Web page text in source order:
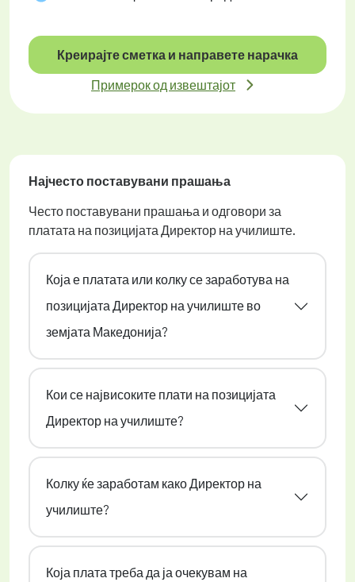
Креирајте сметка и направете нарачка
Примерок од извештајот
Најчесто поставувани прашања
Често поставувани прашања и одговори за
платата на позицијата Директор на училиште.
Која е платата или колку се заработува на
позицијата Директор на училиште во
земјата Македонија?
Кои се највисоките плати на позицијата
Директор на училиште?
Колку ќе заработам како Директор на
училиште?
Која плата треба да ја очекувам на